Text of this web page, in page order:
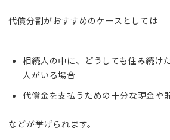
代償分割がおすすめのケースとしては
相続人の中に、どうしても住み続け
人がいる場合
代償金を支払うための十分な現金や
などが挙げられます。